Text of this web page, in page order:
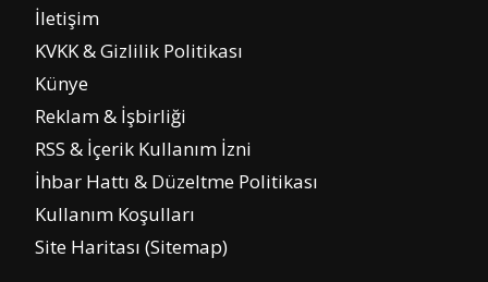
İletişim
KVKK & Gizlilik Politikası
Künye
Reklam & İşbirliği
RSS & İçerik Kullanım İzni
İhbar Hattı & Düzeltme Politikası
Kullanım Koşulları
Site Haritası (Sitemap)